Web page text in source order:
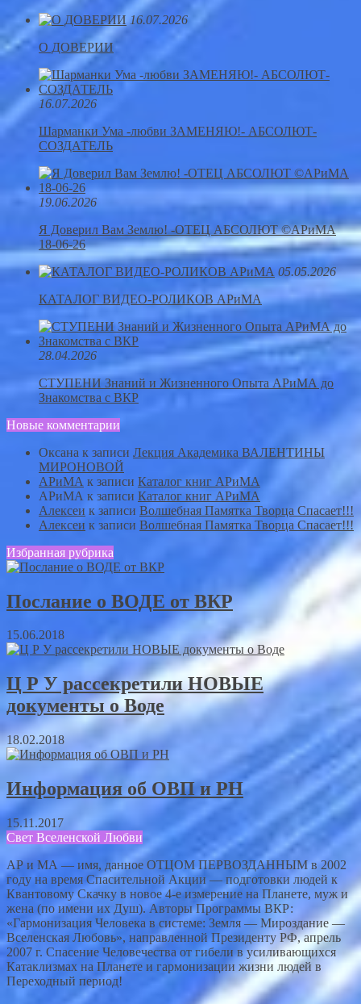
16.07.2026
О ДОВЕРИИ
16.07.2026
Шарманки Ума -любви ЗАМЕНЯЮ!- АБСОЛЮТ-
СОЗДАТЕЛЬ
19.06.2026
Я Доверил Вам Землю! -ОТЕЦ АБСОЛЮТ ©АРиМА
18-06-26
05.05.2026
КАТАЛОГ ВИДЕО-РОЛИКОВ АРиМА
28.04.2026
СТУПЕНИ Знаний и Жизненного Опыта АРиМА до
Знакомства с ВКР
Новые комментарии
Оксана к записи Лекция Академика ВАЛЕНТИНЫ
МИРОНОВОЙ
АРиМА к записи Каталог книг АРиМА
АРиМА к записи Каталог книг АРиМА
Алексеи к записи Волшебная Памятка Творца Спасает!!!
Алексеи к записи Волшебная Памятка Творца Спасает!!!
Избранная рубрика
Послание о ВОДЕ от ВКР
15.06.2018
Ц Р У рассекретили НОВЫЕ
документы о Воде
18.02.2018
Информация об ОВП и РН
15.11.2017
Свет Вселенской Любви
АР и МА — имя, данное ОТЦОМ ПЕРВОЗДАННЫМ в 2002
году на время Спасительной Акции — подготовки людей к
Квантовому Скачку в новое 4-е измерение на Планете, муж и
жена (по имени их Душ). Авторы Программы ВКР:
«Гармонизация Человека в системе: Земля — Мироздание —
Вселенская Любовь», направленной Президенту РФ, апрель
2007 г. Спасение Человечества от гибели в усиливающихся
Катаклизмах на Планете и гармонизации жизни людей в
Переходный период!